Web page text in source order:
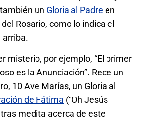
un Gloria al Padre en
Rosario, como lo indica el
arriba.
misterio, por ejemplo, “El primer
es la Anunciación”. Rece un
10 Ave Marías, un Gloria al
de Fátima (“Oh Jesús
medita acerca de este